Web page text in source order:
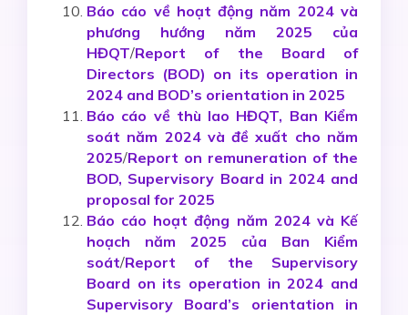
Báo cáo về hoạt động năm 2024 và
phương hướng năm 2025 của
HĐQT/Report of the Board of
Directors (BOD) on its operation in
2024 and BOD’s orientation in 2025
Báo cáo về thù lao HĐQT, Ban Kiểm
soát năm 2024 và đề xuất cho năm
2025/Report on remuneration of the
BOD, Supervisory Board in 2024 and
proposal for 2025
Báo cáo hoạt động năm 2024 và Kế
hoạch năm 2025 của Ban Kiểm
soát/Report of the Supervisory
Board on its operation in 2024 and
Supervisory Board’s orientation in